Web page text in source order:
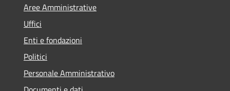
Aree Amministrative
Uffici
Enti e fondazioni
Politici
Personale Amministrativo